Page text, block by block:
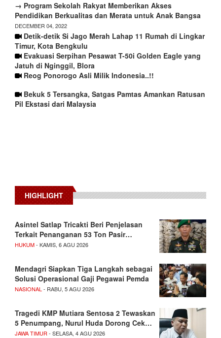
→ Program Sekolah Rakyat Memberikan Akses
Pendidikan Berkualitas dan Merata untuk Anak Bangsa
DECEMBER 04, 2022
Detik-detik Si Jago Merah Lahap 11 Rumah di Lingkar
Timur, Kota Bengkulu
Evakuasi Serpihan Pesawat T-50i Golden Eagle yang
Jatuh di Nginggil, Blora
Reog Ponorogo Asli Milik Indonesia..!!
Bekuk 5 Tersangka, Satgas Pamtas Amankan Ratusan
Pil Ekstasi dari Malaysia
HIGHLIGHT
Asintel Satlap Tricakti Beri Penjelasan
Terkait Penanganan 53 Ton Pasir…
HUKUM- KAMIS, 6 AGU 2026
Mendagri Siapkan Tiga Langkah sebagai
Solusi Operasional Gaji Pegawai Pemda
NASIONAL - RABU, 5 AGU 2026
Tragedi KMP Mutiara Sentosa 2 Tewaskan
5 Penumpang, Nurul Huda Dorong Cek…
JAWA TIMUR - SELASA, 4 AGU 2026